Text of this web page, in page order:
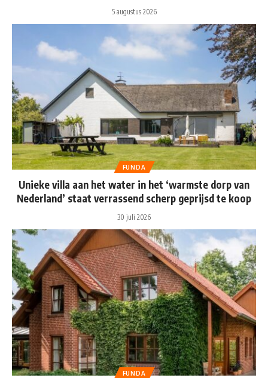
5 augustus 2026
FUNDA
Unieke villa aan het water in het ‘warmste dorp van
Nederland’ staat verrassend scherp geprijsd te koop
30 juli 2026
FUNDA